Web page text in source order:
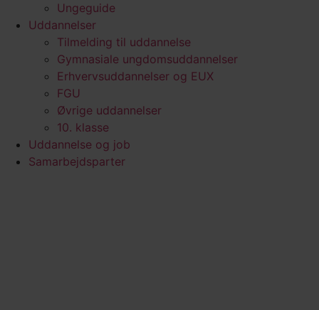
Ungeguide
Uddannelser
Tilmelding til uddannelse
Gymnasiale ungdomsuddannelser
Erhvervsuddannelser og EUX
FGU
Øvrige uddannelser
10. klasse
Uddannelse og job
Samarbejdsparter